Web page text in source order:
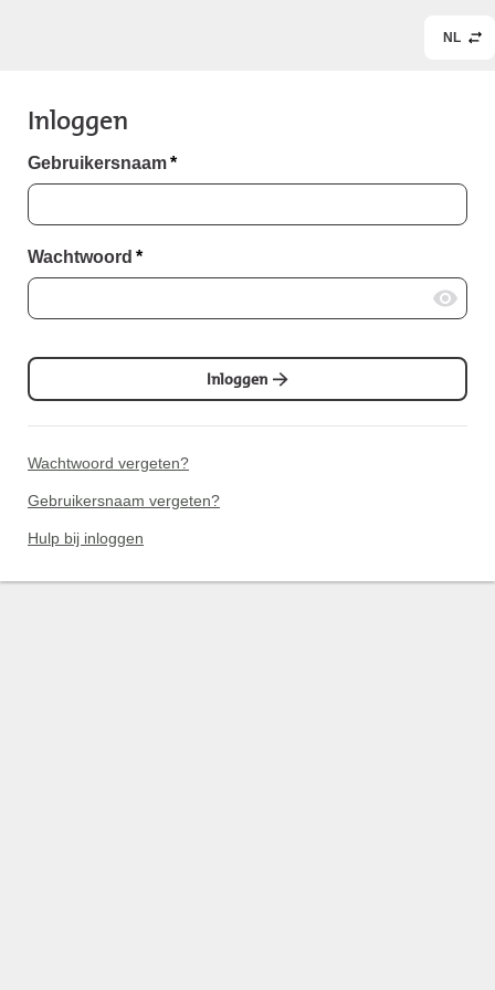
NL
Inloggen
Gebruikersnaam*
Wachtwoord *
Inloggen
Wachtwoord vergeten?
Gebruikersnaam vergeten?
Hulp bij inloggen